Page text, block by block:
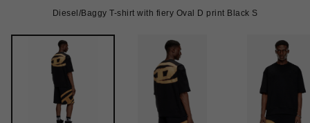
Diesel/Baggy T-shirt with fiery Oval D print Black S